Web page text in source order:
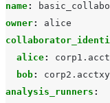
name:
owner: alice
alice:
bob:
analysis_runners :